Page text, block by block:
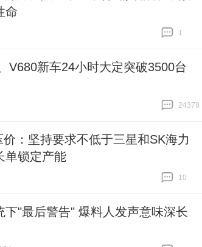
命
1
V680新车24小时大定突破3500台
24378
：坚持要求不低于三星和SK海力
单锁定产能
10
下"最后警告" 爆料人发声意味深长